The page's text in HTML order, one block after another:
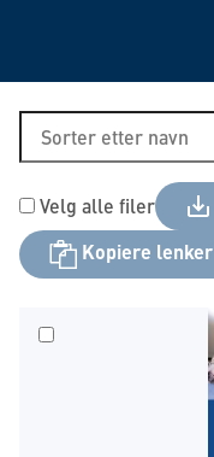
Velg alle filer
Kopiere lenker